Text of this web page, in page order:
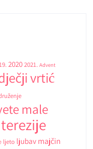
2020 2021. Advent
vrtić
male
ljeto ljubav majčin